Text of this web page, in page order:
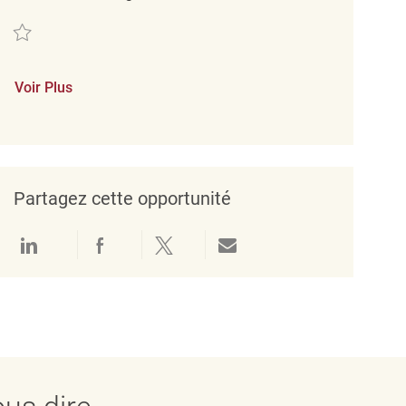
Sauvegarder Retail Customer Service Coordinator Full Time Winners/
Voir Plus
Partagez cette opportunité
Partager via LinkedInPartager via Facebook
Partager via twitterPartager par e-mail